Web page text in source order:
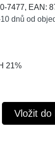
7477, EAN:
dnů od
21%
Vložit do